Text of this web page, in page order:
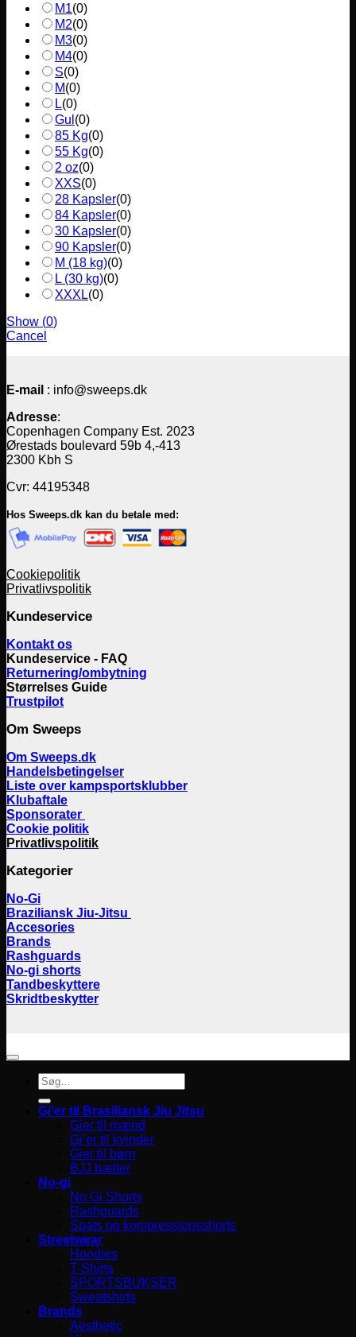
M1(0)
M2(0)
M3(0)
M4(0)
S(0)
M(0)
L(0)
Gul (0)
85 Kg(0)
55 Kg(0)
2 oz(0)
XXS(0)
28 Kapsler(0)
84 Kapsler(0)
30 Kapsler(0)
90 Kapsler(0)
M (18 kg)(0)
L (30 kg)(0)
XXXL(0)
Show (0)
Cancel
E-mail : info@sweeps.dk
Adresse:
Copenhagen Company Est. 2023
Ørestads boulevard 59b 4,-413
2300 Kbh S
Cvr: 44195348
Hos Sweeps.dk kan du betale med:
Cookiepolitik
Privatlivspolitik
Kundeservice
Kontakt os
Kundeservice - FAQ
Returnering/ombytning
Størrelses Guide
Trustpilot
Om Sweeps
Om Sweeps.dk
Handelsbetingelser
Liste over kampsportsklubber
Klubaftale
Sponsorater
Cookie politik
Privatlivspolitik
Kategorier
No-Gi
Braziliansk Jiu-Jitsu
Accesories
Brands
Rashguards
No-gi shorts
Tandbeskyttere
Skridtbeskytter
Søg
efter:
Gi’er til Brasiliansk Jiu Jitsu
Gier til mænd
Gi’er til kvinder
Gier til børn
BJJ bælter
No-gi
No Gi Shorts
Rashguards
Spats og kompressionsshorts
Streetwear
Hoodies
T-Shirts
SPORTSBUKSER
Sweatshirts
Brands
Aesthetic